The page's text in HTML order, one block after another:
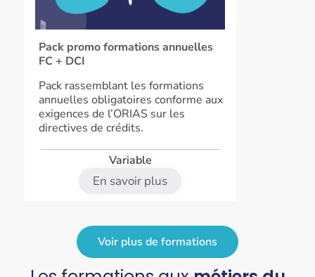
Pack promo formations annuelles
FC + DCI
Pack rassemblant les formations
annuelles obligatoires conforme aux
exigences de l’ORIAS sur les
directives de crédits.
Variable
En savoir plus
Voir plus de formations